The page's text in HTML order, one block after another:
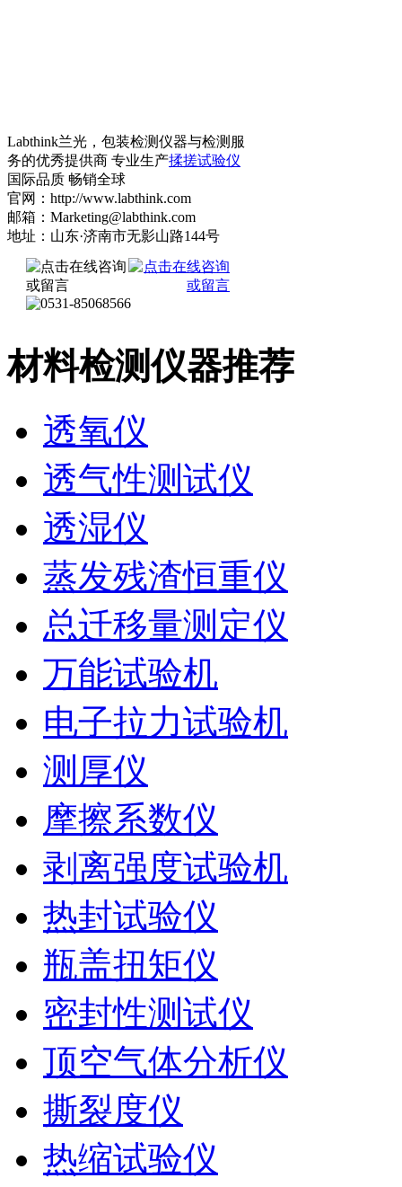
Labthink兰光，包装检测仪器与检测服
务的优秀提供商 专业生产揉搓试验仪
国际品质 畅销全球
官网：http://www.labthink.com
邮箱：Marketing@labthink.com
地址：山东·济南市无影山路144号
材料检测仪器推荐
透氧仪
透气性测试仪
透湿仪
蒸发残渣恒重仪
总迁移量测定仪
万能试验机
电子拉力试验机
测厚仪
摩擦系数仪
剥离强度试验机
热封试验仪
瓶盖扭矩仪
密封性测试仪
顶空气体分析仪
撕裂度仪
热缩试验仪